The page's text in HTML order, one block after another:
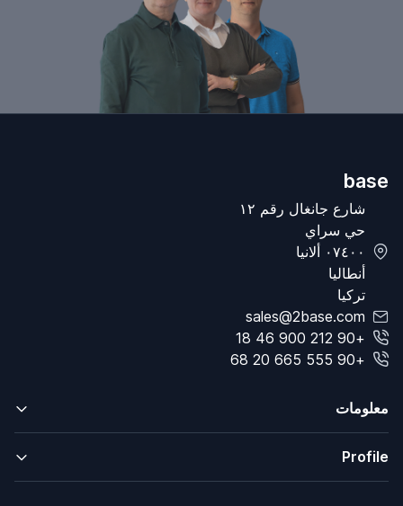
base
شارع جانغال رقم ١٢
حي سراي
٠٧٤٠٠ ألانيا
أنطاليا
تركيا
sales@2base.com
+90 212 900 46 18
+90 555 665 20 68
معلومات
Profile